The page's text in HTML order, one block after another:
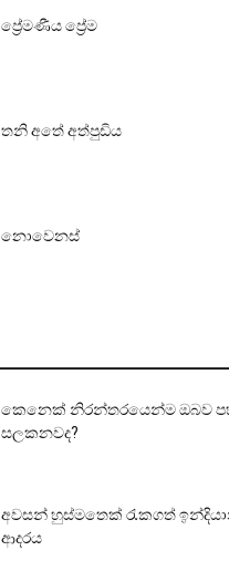
ප්‍රේමණීය ප්‍රේම
තනි අතේ අත්පුඩිය
නොවෙනස්
කෙනෙක් නිරන්තරයෙන්ම ඔබව
සලකනවද?
අවසන් හුස්මතෙක් රැකගත්
ආදරය